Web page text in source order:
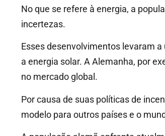
No que se refere à energia, a
incertezas.
Esses desenvolvimentos levaram
a energia solar. A Alemanha, por
no mercado global.
Por causa de suas políticas de
modelo para outros países e o